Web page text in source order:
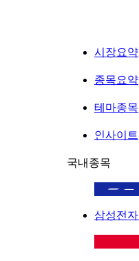
시장요약
종목요약
테마종목
인사이트
국내종목
삼성전자